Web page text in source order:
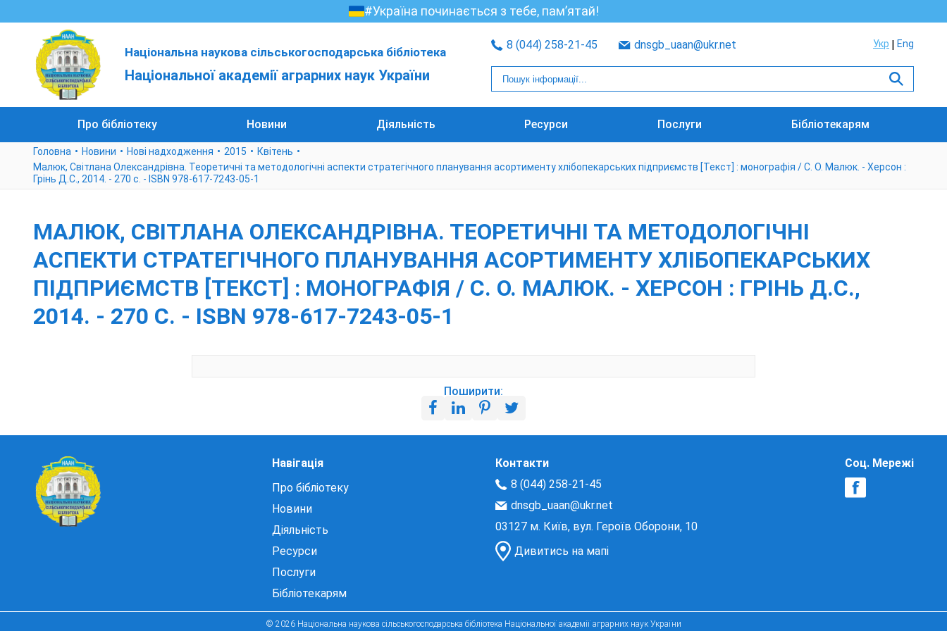
#Україна починається з тебе, пам’ятай!
Національна наукова сільськогосподарська бібліотека
Національної академії аграрних наук України
8 (044) 258-21-45 dnsgb_uaan@ukr.net Укр Eng
Про бібліотеку Новини Діяльність Ресурси Послуги Бібліотекарям
Головна Новини Нові надходження 2015
Квітень
Малюк, Світлана Олександрівна. Теоретичні та методологічні аспекти стратегічного планування асортименту хлібопекарських підприємств [Текст] : монографія / С. О. Малюк. - Херсон :
Грінь Д.С., 2014. - 270 с. - ISBN 978-617-7243-05-1
МАЛЮК, СВІТЛАНА ОЛЕКСАНДРІВНА. ТЕОРЕТИЧНІ ТА МЕТОДОЛОГІЧНІ
АСПЕКТИ СТРАТЕГІЧНОГО ПЛАНУВАННЯ АСОРТИМЕНТУ ХЛІБОПЕКАРСЬКИХ
ПІДПРИЄМСТВ [ТЕКСТ] : МОНОГРАФІЯ / С. О. МАЛЮК. - ХЕРСОН : ГРІНЬ Д.С.,
2014. - 270 С. - ISBN 978-617-7243-05-1
Поширити:
Навігація
Про бібліотеку
Новини
Діяльність
Ресурси
Послуги
Бібліотекарям
Контакти
8 (044) 258-21-45
dnsgb_uaan@ukr.net
03127 м. Київ, вул. Героїв Оборони, 10
Дивитись на мапі
Соц. Мережі
© 2026 Національна наукова сільськогосподарська бібліотека Національної академії аграрних наук України